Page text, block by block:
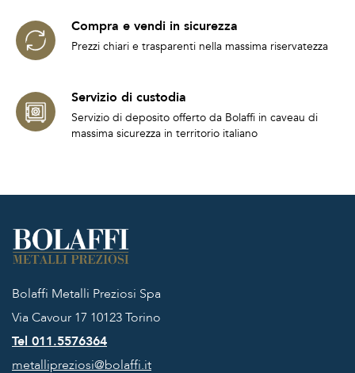
Compra e vendi in sicurezza
Prezzi chiari e trasparenti nella massima riservatezza
Servizio di custodia
Servizio di deposito offerto da Bolaffi in caveau di
massima sicurezza in territorio italiano
Bolaffi Metalli Preziosi Spa
Via Cavour 17 10123 Torino
Tel 011.5576364
metallipreziosi@bolaffi.it